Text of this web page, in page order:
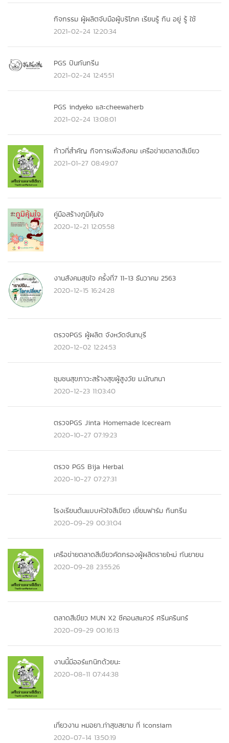
กิจกรรม ผู้ผลิตจับมือผู้บริโภค เรียนรู้ กิน อยู่ รู้ ใช้
2021-02-24 12:20:34
PGS ปันกันกรีน
2021-02-24 12:45:51
PGS indyeko และcheewaherb
2021-02-24 13:08:01
ก้าวที่สำคัญ กิจการเพื่อสังคม เครือข่ายตลาดสีเขียว
2021-01-27 08:49:07
คู่มือสร้างภูมิคุ้มใจ
2020-12-21 12:05:58
งานสังคมสุขใจ ครั้งที่7 11-13 ธันวาคม 2563
2020-12-15 16:24:28
ตรวจPGS ผู้ผลิต จังหวัดจันทบุรี
2020-12-02 12:24:53
ชุมชนสุขภาวะสร้างสุขผู้สูงวัย ม.มัณฑนา
2020-12-23 11:03:40
ตรวจPGS Jinta Homemade Icecream
2020-10-27 07:19:23
ตรวจ PGS Bija Herbal
2020-10-27 07:27:31
โรงเรียนต้นแบบหัวใจสีเขียว เยี่ยมฟาร์ม กินกรีน
2020-09-29 00:31:04
เครือข่ายตลาดสีเขียวคัดกรองผู้ผลิตรายใหม่ กันยายน
2020-09-28 23:55:26
ตลาดสีเขียว MUN X2 ซีคอนสแควร์ ศรีนครินทร์
2020-09-29 00:16:13
งานนี้มีออร์แกนิกด้วยนะ
2020-08-11 07:44:38
เที่ยวงาน หมอยา..ท่าสุขสยาม ที่ iconsiam
2020-07-14 13:50:19